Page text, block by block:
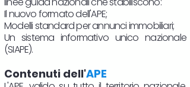
Il nuovo formato dell'APE;
Modelli standard per annunci immobiliari;
Un sistema informativo unico nazionale
(SIAPE).
Contenuti dell'APE